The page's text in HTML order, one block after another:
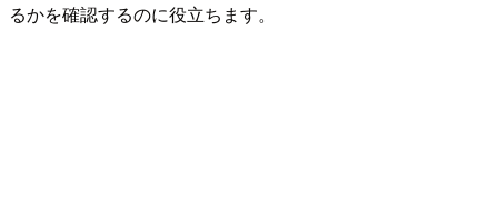
るかを確認するのに役立ちます。